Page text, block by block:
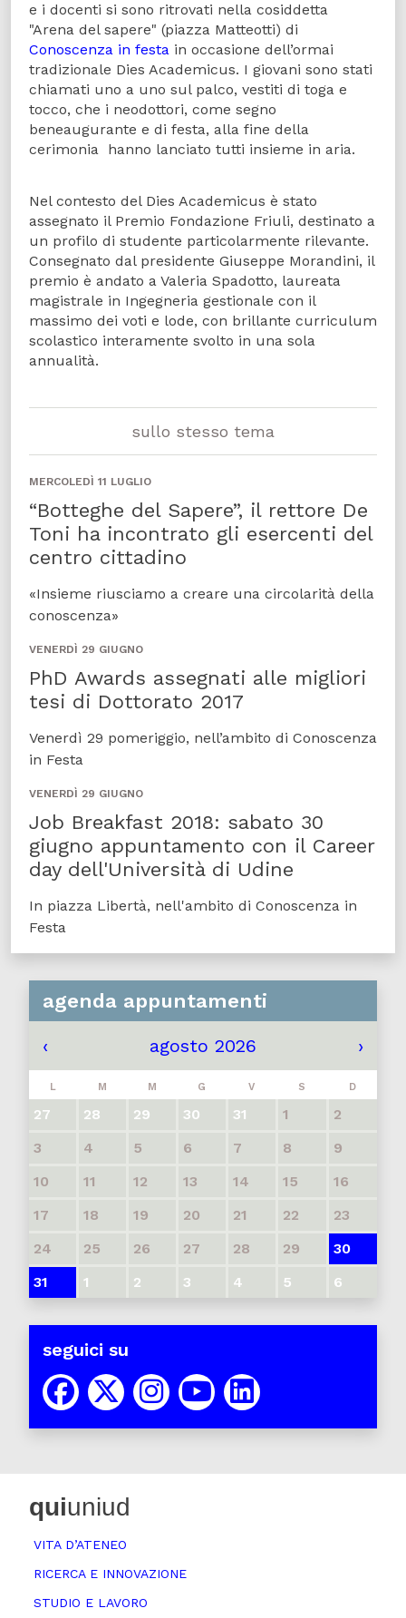
e i docenti si sono ritrovati nella cosiddetta
"Arena del sapere" (piazza Matteotti) di
Conoscenza in festa in occasione dell’ormai
tradizionale Dies Academicus. I giovani sono stati
chiamati uno a uno sul palco, vestiti di toga e
tocco, che i neodottori, come segno
beneaugurante e di festa, alla fine della
cerimonia hanno lanciato tutti insieme in aria.
Nel contesto del Dies Academicus è stato
assegnato il Premio Fondazione Friuli, destinato a
un profilo di studente particolarmente rilevante.
Consegnato dal presidente Giuseppe Morandini, il
premio è andato a Valeria Spadotto, laureata
magistrale in Ingegneria gestionale con il
massimo dei voti e lode, con brillante curriculum
scolastico interamente svolto in una sola
annualità.
sullo stesso tema
MERCOLEDÌ 11 LUGLIO
“Botteghe del Sapere”, il rettore De
Toni ha incontrato gli esercenti del
centro cittadino
«Insieme riusciamo a creare una circolarità della
conoscenza»
VENERDÌ 29 GIUGNO
PhD Awards assegnati alle migliori
tesi di Dottorato 2017
Venerdì 29 pomeriggio, nell’ambito di Conoscenza
in Festa
VENERDÌ 29 GIUGNO
Job Breakfast 2018: sabato 30
giugno appuntamento con il Career
day dell'Università di Udine
In piazza Libertà, nell'ambito di Conoscenza in
Festa
agenda appuntamenti
‹ agosto 2026 ›
L M M G V S D
27 28 29 30 31 1
2
3
4 5 6 7 8
9
10
11 12 13 14 15
16
17
18 19 20 21 22
23
24
25 26 27 28 29
30
31
1 2 3 4 5 6
seguici su
quiuniud
VITA D’ATENEO
RICERCA E INNOVAZIONE
STUDIO E LAVORO